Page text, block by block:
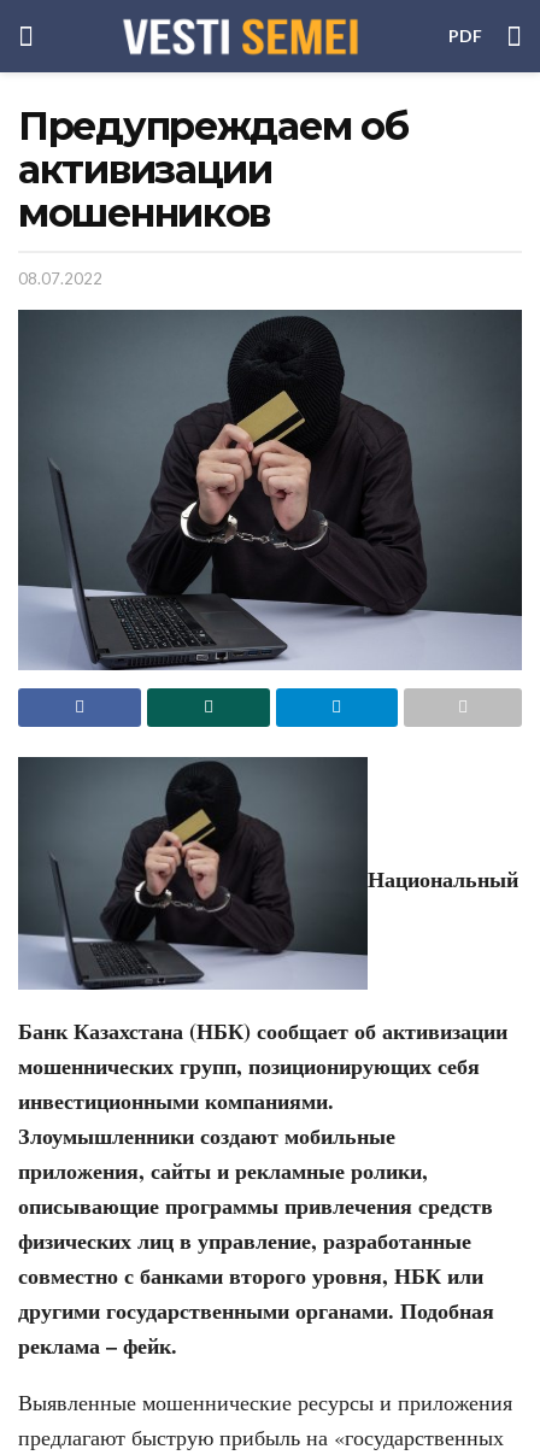
PDF
Предупреждаем об
активизации
мошенников
08.07.2022
Национальный
Банк Казахстана (НБК) сообщает об активизации
мошеннических групп, позиционирующих себя
инвестиционными компаниями.
Злоумышленники создают мобильные
приложения, сайты и рекламные ролики,
описывающие программы привлечения средств
физических лиц в управление, разработанные
совместно с банками второго уровня, НБК или
другими государственными органами. Подобная
реклама – фейк.
Выявленные мошеннические ресурсы и приложения
предлагают быструю прибыль на «государственных